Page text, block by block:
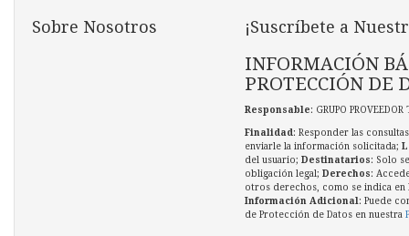
Sobre Nosotros ¡Suscríbete a
INFORMACIÓN
PROTECCIÓN DE
Responsable: GRUPO
Finalidad : Responder las
enviarle la información solicitada;
del usuario; Destinatarios: Solo
obligación legal; Derechos:
otros derechos, como se indica en
Información Adicional : Puede
de Protección de Datos en nuestra